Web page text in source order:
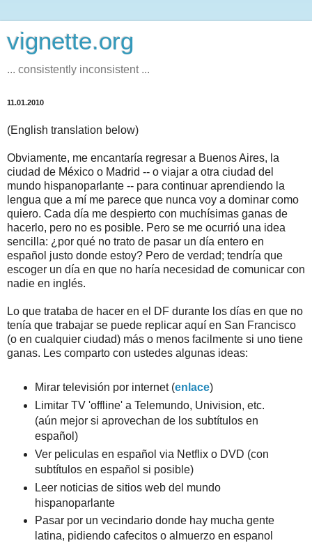
vignette.org
... consistently inconsistent ...
11.01.2010
(English translation below)
Obviamente, me encantaría regresar a Buenos Aires, la
ciudad de México o Madrid -- o viajar a otra ciudad del
mundo hispanoparlante -- para continuar aprendiendo la
lengua que a mí me parece que nunca voy a dominar como
quiero. Cada día me despierto con muchísimas ganas de
hacerlo, pero no es posible. Pero se me ocurrió una idea
sencilla: ¿por qué no trato de pasar un día entero en
español justo donde estoy? Pero de verdad; tendría que
escoger un día en que no haría necesidad de comunicar con
nadie en inglés.
Lo que trataba de hacer en el DF durante los días en que no
tenía que trabajar se puede replicar aquí en San Francisco
(o en cualquier ciudad) más o menos facilmente si uno tiene
ganas. Les comparto con ustedes algunas ideas:
Mirar televisión por internet (enlace)
Limitar TV 'offline' a Telemundo, Univision, etc.
(aún mejor si aprovechan de los subtítulos en
español)
Ver peliculas en español via Netflix o DVD (con
subtítulos en español si posible)
Leer noticias de sitios web del mundo
hispanoparlante
Pasar por un vecindario donde hay mucha gente
latina, pidiendo cafecitos o almuerzo en espanol